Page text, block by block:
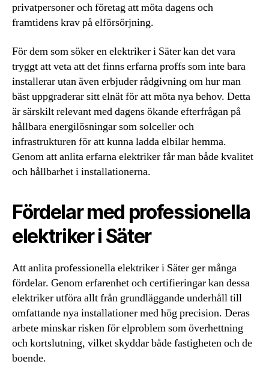
privatpersoner och företag att möta dagens och
framtidens krav på elförsörjning.
För dem som söker en elektriker i Säter kan det vara
tryggt att veta att det finns erfarna proffs som inte bara
installerar utan även erbjuder rådgivning om hur man
bäst uppgraderar sitt elnät för att möta nya behov. Detta
är särskilt relevant med dagens ökande efterfrågan på
hållbara energilösningar som solceller och
infrastrukturen för att kunna ladda elbilar hemma.
Genom att anlita erfarna elektriker får man både kvalitet
och hållbarhet i installationerna.
Fördelar med professionella
elektriker i Säter
Att anlita professionella elektriker i Säter ger många
fördelar. Genom erfarenhet och certifieringar kan dessa
elektriker utföra allt från grundläggande underhåll till
omfattande nya installationer med hög precision. Deras
arbete minskar risken för elproblem som överhettning
och kortslutning, vilket skyddar både fastigheten och de
boende.